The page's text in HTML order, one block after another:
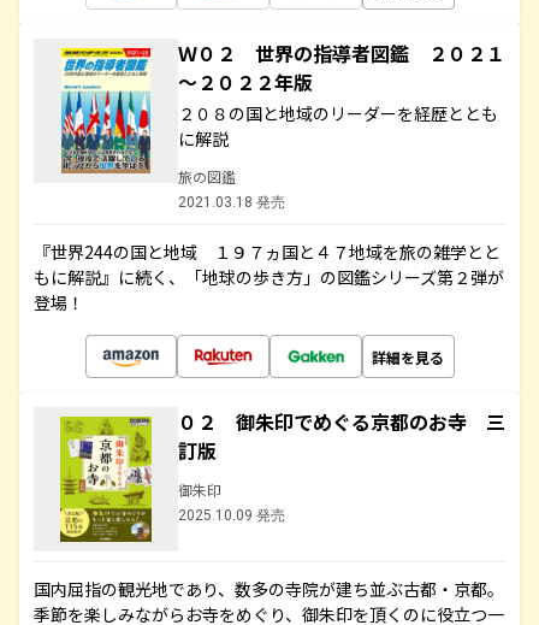
Ｗ０２ 世界の指導者図鑑 ２０２１
～２０２２年版
２０８の国と地域のリーダーを経歴ととも
に解説
旅の図鑑
2021.03.18 発売
『世界244の国と地域 １９７ヵ国と４７地域を旅の雑学とと
もに解説』に続く、「地球の歩き方」の図鑑シリーズ第２弾が
登場！
詳細を見る
０２ 御朱印でめぐる京都のお寺 三
訂版
御朱印
2025.10.09 発売
国内屈指の観光地であり、数多の寺院が建ち並ぶ古都・京都。
季節を楽しみながらお寺をめぐり、御朱印を頂くのに役立つ一